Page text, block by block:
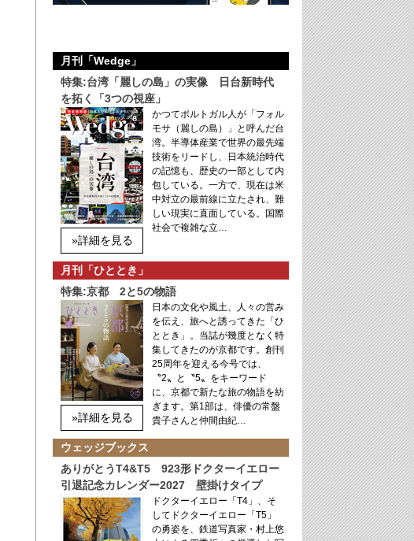
月刊「Wedge」
特集:台湾「麗しの島」の実像 日台新時代
を拓く「3つの視座」
»詳細を見る
かつてポルトガル人が「フォル
モサ（麗しの島）」と呼んだ台
湾。半導体産業で世界の最先端
技術をリードし、日本統治時代
の記憶も、歴史の一部として内
包している。一方で、現在は米
中対立の最前線に立たされ、難
しい現実に直面している。国際
社会で複雑な立…
月刊「ひととき」
特集:京都 2と5の物語
»詳細を見る
日本の文化や風土、人々の営み
を伝え、旅へと誘ってきた「ひ
ととき」。当誌が幾度となく特
集してきたのが京都です。創刊
25周年を迎える今号では、
〝2〟と〝5〟をキーワード
に、京都で新たな旅の物語を紡
ぎます。第1部は、俳優の常盤
貴子さんと仲間由紀…
ウェッジブックス
ありがとうT4&T5 923形ドクターイエロー
引退記念カレンダー2027 壁掛けタイプ
ドクターイエロー「T4」、そ
してドクターイエロー「T5」
の勇姿を、鉄道写真家・村上悠